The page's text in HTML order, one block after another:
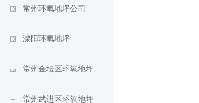
常州环氧地坪公司
溧阳环氧地坪
常州金坛区环氧地坪
常州武进区环氧地坪